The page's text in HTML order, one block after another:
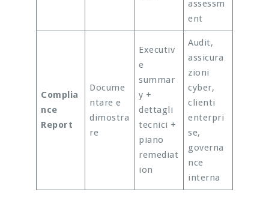
assessm
ent
Complia
nce
Report
Docume
ntare e
dimostra
re
Executiv
e
summar
y +
dettagli
tecnici +
piano
remediat
ion
Audit,
assicura
zioni
cyber,
clienti
enterpri
se,
governa
nce
interna